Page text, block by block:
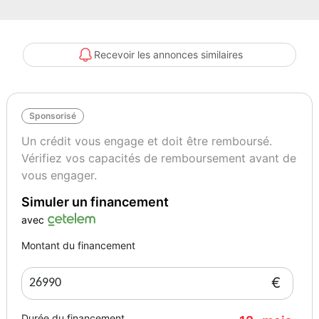
Verrouillage central des portes, Verrouillage central des portes avec
télécommande, Autres, 4RM, Barrière de cargaison, Frein de
de changement de vitesse, Pneus d'été, Pneus hiver, Rétroviseur
intérieur à gradation automatique, Sac de ski, Sièges sport,
Suspension sport, Système de contrôle vocal, Éclairage
d'ambiance, Écran tactile
Couleur
Blanc
Puissance réelle
239
Recevoir les annonces similaires
Sponsorisé
Un crédit vous engage et doit être remboursé.
Vérifiez vos capacités de remboursement avant de
vous engager.
Simuler un financement
avec
Montant du financement
€